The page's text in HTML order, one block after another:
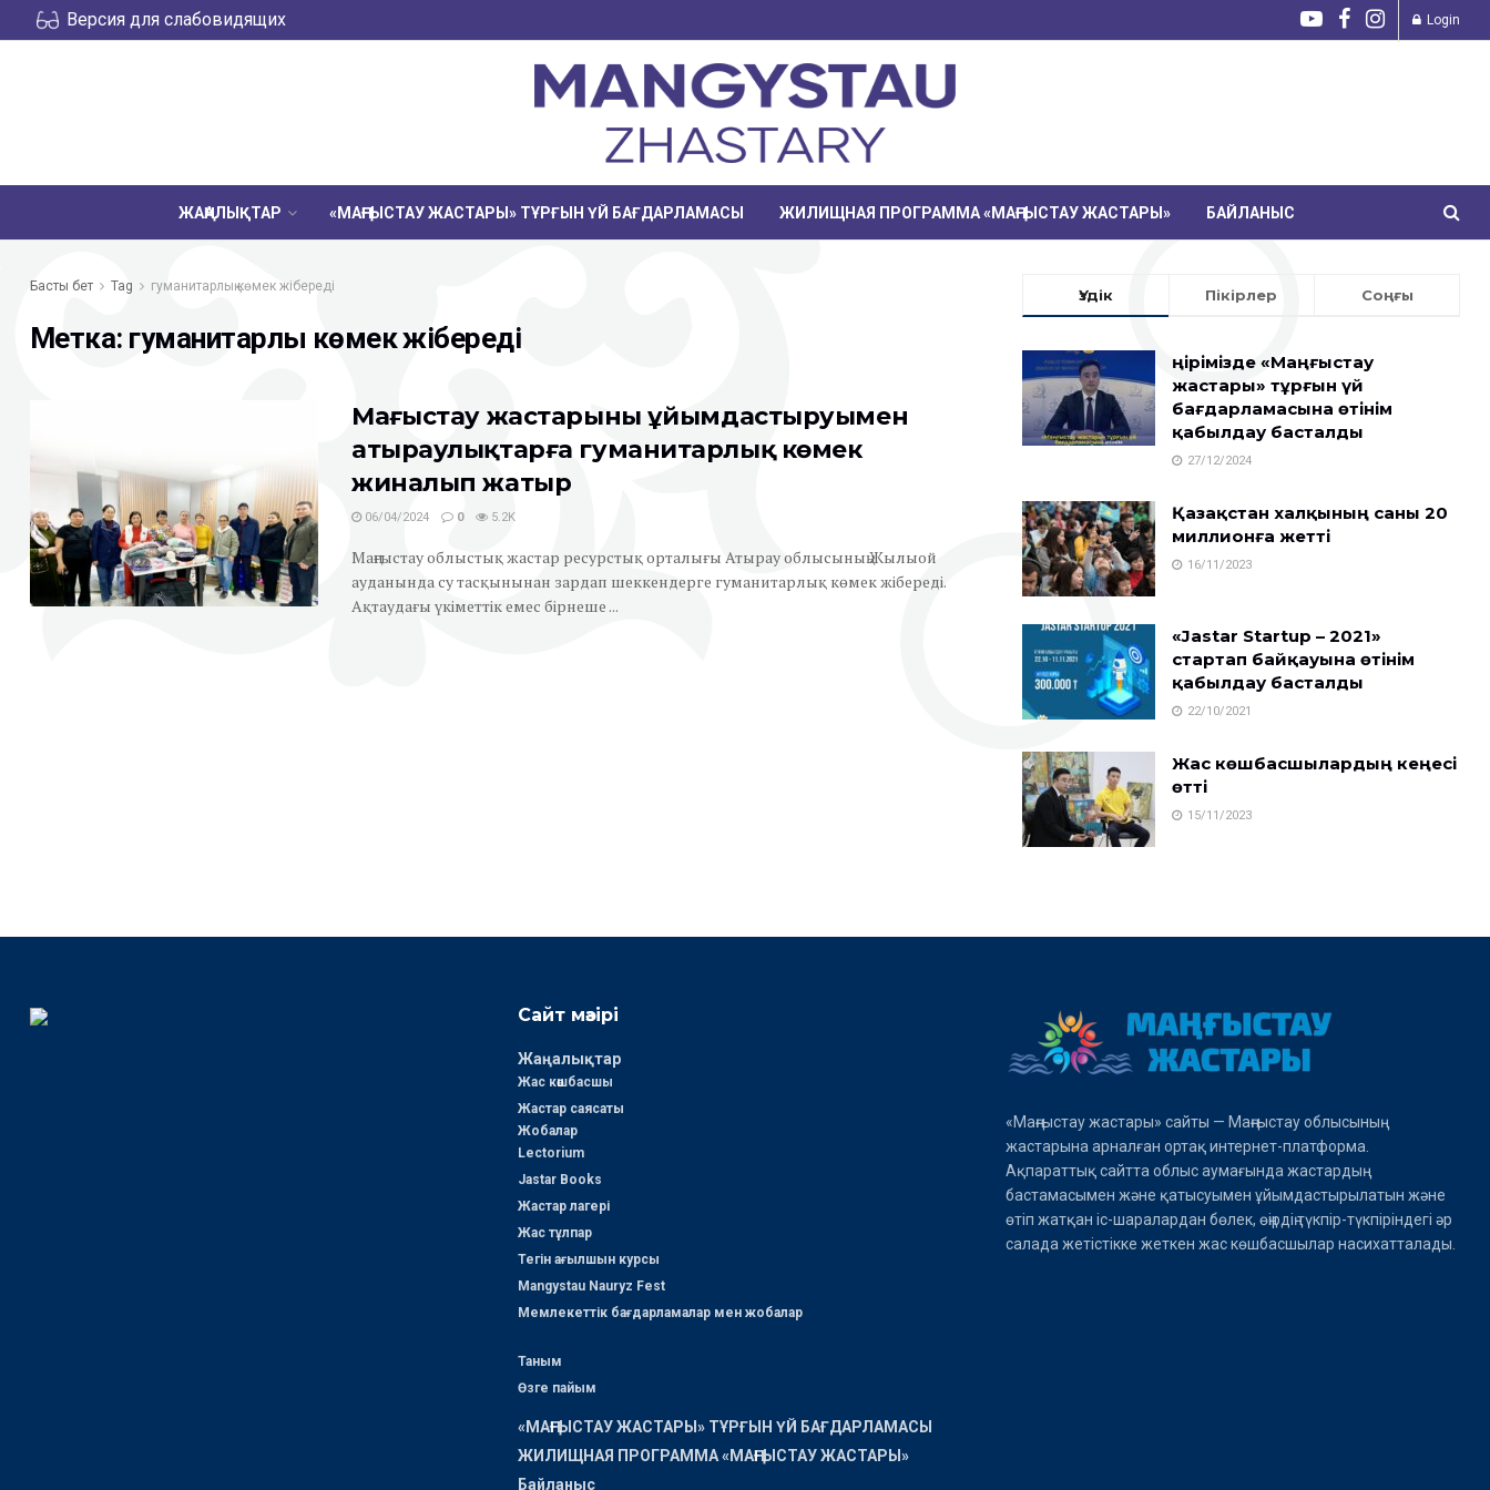
Версия для слабовидящих Login
ЖАҢАЛЫҚТАР «МАҢҒЫСТАУ ЖАСТАРЫ» ТҰРҒЫН ҮЙ БАҒДАРЛАМАСЫ ЖИЛИЩНАЯ ПРОГРАММА «МАҢҒЫСТАУ ЖАСТАРЫ» БАЙЛАНЫС
Басты бет Tag гуманитарлық көмек жібереді
Метка: гуманитарлық көмек жібереді
Маңғыстау жастарының ұйымдастыруымен
атыраулықтарға гуманитарлық көмек
жиналып жатыр
06/04/2024 0 5.2K
Маңғыстау облыстық жастар ресурстық орталығы Атырау облысының Жылыой
ауданында су тасқынынан зардап шеккендерге гуманитарлық көмек жібереді.
Ақтаудағы үкіметтік емес бірнеше ...
Үздік Пікірлер Соңғы
Өңірімізде «Маңғыстау
жастары» тұрғын үй
бағдарламасына өтінім
қабылдау басталды
27/12/2024
Қазақстан халқының саны 20
миллионға жетті
16/11/2023
«Jastar Startup – 2021»
стартап байқауына өтінім
қабылдау басталды
22/10/2021
Жас көшбасшылардың кеңесі
өтті
15/11/2023
Сайт мәзірі
Жаңалықтар
Жас көшбасшы
Жастар саясаты
Жобалар
Lectorium
Jastar Books
Жастар лагері
Жас тұлпар
Тегін ағылшын курсы
Mangystau Nauryz Fest
Мемлекеттік бағдарламалар мен жобалар
Таным
Өзге пайым
«МАҢҒЫСТАУ ЖАСТАРЫ» ТҰРҒЫН ҮЙ БАҒДАРЛАМАСЫ
ЖИЛИЩНАЯ ПРОГРАММА «МАҢҒЫСТАУ ЖАСТАРЫ»
Байланыс
«Маңғыстау жастары» сайты — Маңғыстау облысының
жастарына арналған ортақ интернет-платформа.
Ақпараттық сайтта облыс аумағында жастардың
бастамасымен және қатысуымен ұйымдастырылатын және
өтіп жатқан іс-шаралардан бөлек, өңірдің түкпір-түкпіріндегі әр
салада жетістікке жеткен жас көшбасшылар насихатталады.